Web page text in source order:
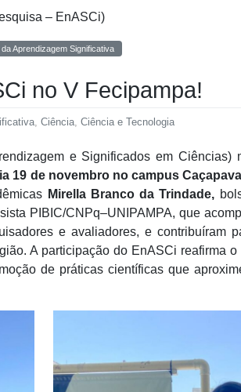
– EnASCi)
da Aprendizagem Significativa
no V Fecipampa!
, Ciência, Ciência e Tecnologia
e Significados em Ciências)
19 de novembro no campus
Mirella Branco da Trindade,
PIBIC/CNPq–UNIPAMPA, que
e avaliadores, e contribuíram
A participação do EnASCi reafirma
de práticas científicas que